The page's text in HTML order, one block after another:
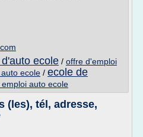
ecole / offre d'emploi
ecole / ecole de
auto ecole
(les), tél, adresse,